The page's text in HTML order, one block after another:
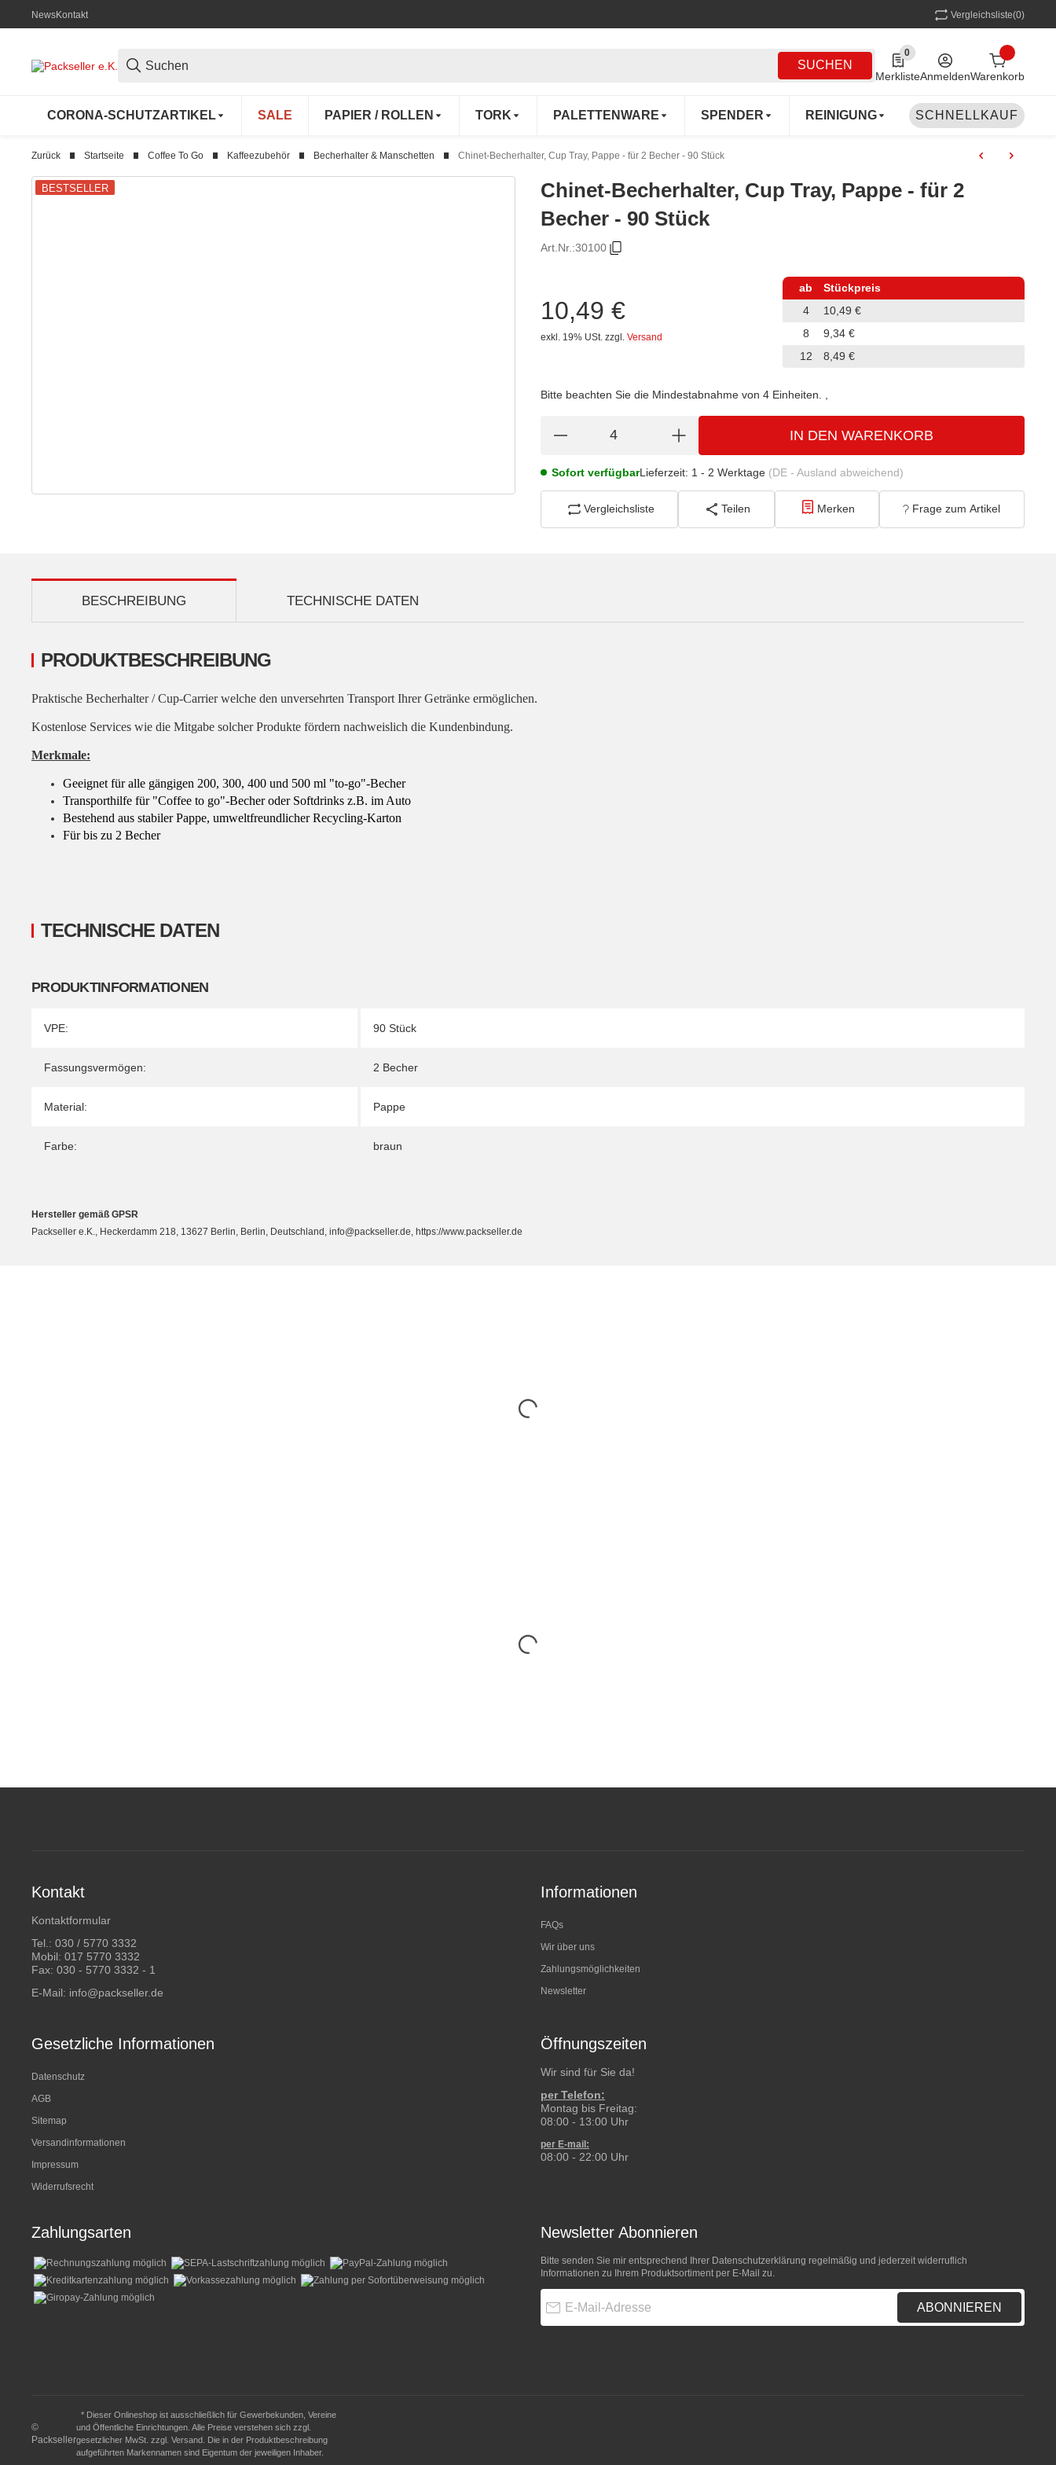
NewsKontakt Vergleichsliste(0)
SUCHEN
0
0 Produkte in der Liste
MerklisteAnmeldenWarenkorb
CORONA-SCHUTZARTIKEL SALE PAPIER / ROLLEN TORK PALETTENWARE SPENDER REINIGUNG MEHRWEG
SCHNELLKAUF
Zurück Startseite Coffee To Go Kaffeezubehör Becherhalter & Manschetten Chinet-Becherhalter, Cup Tray, Pappe - für 2 Becher - 90 Stück
BESTSELLER
Chinet-Becherhalter, Cup Tray, Pappe - für 2
Becher - 90 Stück
Art.Nr.:30100
10,49 €
exkl. 19% USt. zzgl. Versand
ab
Stückpreis
4
10,49 €
8
9,34 €
12
8,49 €
Bitte beachten Sie die Mindestabnahme von 4 Einheiten.
IN DEN WARENKORB
Sofort verfügbarLieferzeit: 1 - 2 Werktage (DE - Ausland abweichend)
Vergleichsliste Teilen Merken Frage zum Artikel
TECHNISCHE DATEN
BESCHREIBUNG
TECHNISCHE DATEN
PRODUKTINFORMATIONEN
Produkteigenschaft
Wert
VPE: 90 Stück
Fassungsvermögen: 2 Becher
Material: Pappe
Farbe: braun
PRODUKTBESCHREIBUNG
Praktische Becherhalter / Cup-Carrier welche den unversehrten Transport Ihrer Getränke ermöglichen.
Kostenlose Services wie die Mitgabe solcher Produkte fördern nachweislich die Kundenbindung.
Merkmale:
Geeignet für alle gängigen 200, 300, 400 und 500 ml "to-go"-Becher
Transporthilfe für "Coffee to go"-Becher oder Softdrinks z.B. im Auto
Bestehend aus stabiler Pappe, umweltfreundlicher Recycling-Karton
Für bis zu 2 Becher
Hersteller gemäß GPSR
Packseller e.K., Heckerdamm 218, 13627 Berlin, Berlin, Deutschland, info@packseller.de, https://www.packseller.de
Kontakt
Kontaktformular
Tel.: 030 / 5770 3332
Mobil: 017 5770 3332
Fax: 030 - 5770 3332 - 1
E-Mail: info@packseller.de
Informationen
FAQs
Wir über uns
Zahlungsmöglichkeiten
Newsletter
Gesetzliche Informationen
Datenschutz
AGB
Sitemap
Versandinformationen
Impressum
Widerrufsrecht
Öffnungszeiten
Wir sind für Sie da!
per Telefon:
Montag bis Freitag:
08:00 - 13:00 Uhr
per E-mail:
08:00 - 22:00 Uhr
Zahlungsarten Newsletter Abonnieren
Bitte senden Sie mir entsprechend Ihrer Datenschutzerklärung regelmäßig und jederzeit widerruflich
Informationen zu Ihrem Produktsortiment per E-Mail zu.
ABONNIEREN
©
Packseller
* Dieser Onlineshop ist ausschließlich für Gewerbekunden, Vereine
und Öffentliche Einrichtungen. Alle Preise verstehen sich zzgl.
gesetzlicher MwSt. zzgl. Versand . Die in der Produktbeschreibung
aufgeführten Markennamen sind Eigentum der jeweiligen Inhaber.